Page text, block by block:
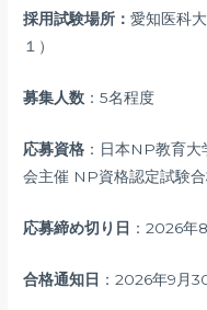
採用試験場所：愛知医科
１）
募集人数 ：5名程度
応募資格 ：日本NP教育
会主催 NP資格認定試験
応募締め切り日 ：2026年
合格通知日 ：2026年9月